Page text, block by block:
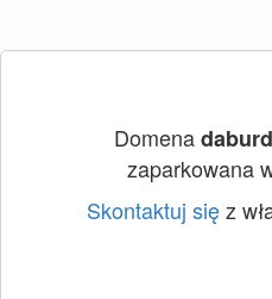
Domena
zaparkowana
Skontaktuj sięz